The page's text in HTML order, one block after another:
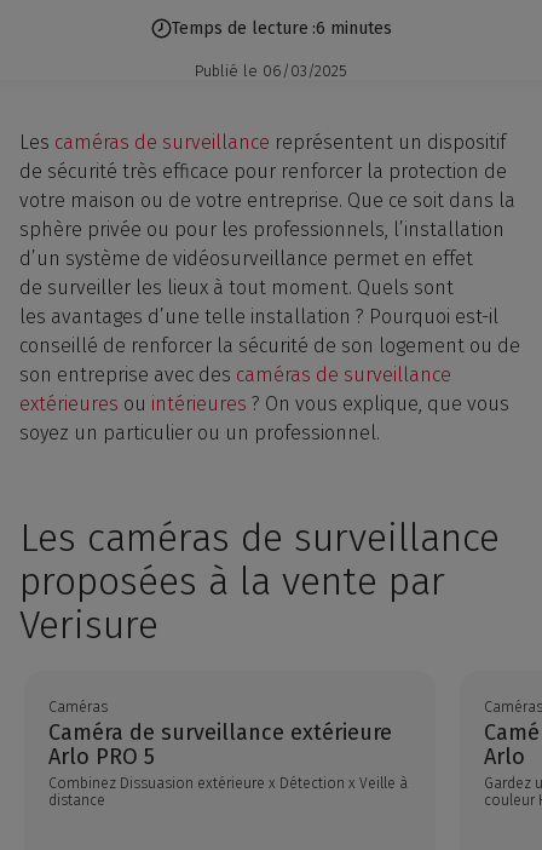
Temps de lecture 6 minutes
Publié le 06/03/2025
Les caméras de surveillance représentent un dispositif
de sécurité très efficace pour renforcer la protection de
votre maison ou de votre entreprise. Que ce soit dans la
sphère privée ou pour les professionnels, l’installation
d’un système de vidéosurveillance permet en effet
de surveiller les lieux à tout moment. Quels sont
les avantages d’une telle installation ? Pourquoi est-il
conseillé de renforcer la sécurité de son logement ou de
son entreprise avec des caméras de surveillance
extérieures ou intérieures ? On vous explique, que vous
soyez un particulier ou un professionnel.
Les caméras de surveillance
proposées à la vente par
Verisure
Caméras
Caméra de surveillance extérieure
Arlo PRO 5
Combinez Dissuasion extérieure x Détection x Veille à
distance
Caméras
Arlo
Gardez
couleur